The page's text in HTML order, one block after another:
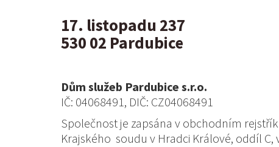
17. listopadu 237
530 02 Pardubice
Dům služeb Pardubice s.r.o.
IČ: 04068491, DIČ: CZ04068491
Společnost je zapsána v obchodním
Krajského soudu v Hradci Králové, oddíl C,